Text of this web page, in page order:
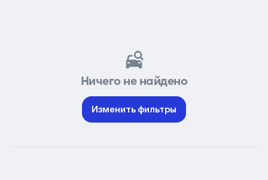
Ничего не найдено
Изменить фильтры